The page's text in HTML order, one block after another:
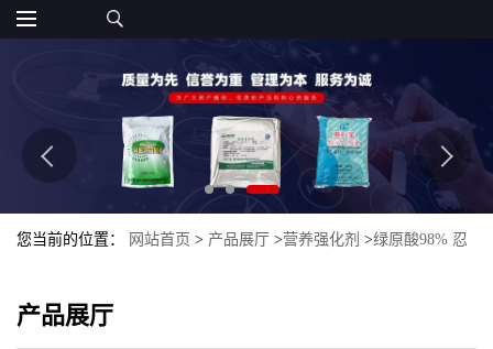
您当前的位置： 网站首页 > 产品展厅 >营养强化剂 >绿原酸98% 忍
产品展厅